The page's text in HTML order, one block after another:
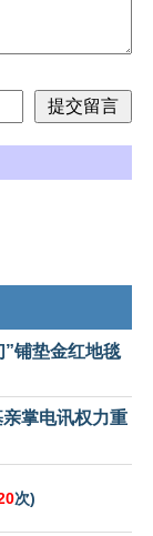
”铺垫金红地毯
掌电讯权力重
次)